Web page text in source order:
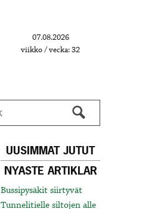
07.08.2026
viikko / vecka: 32
UUSIMMAT JUTUT
NYASTE ARTIKLAR
Bussipysäkit siirtyvät
Tunnelitielle siltojen alle